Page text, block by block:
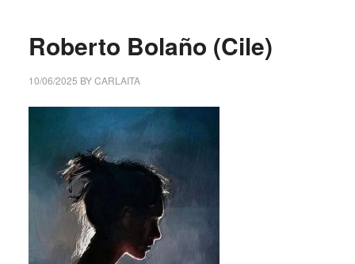
Roberto Bolaño (Cile)
10/06/2025 BYCARLAITA